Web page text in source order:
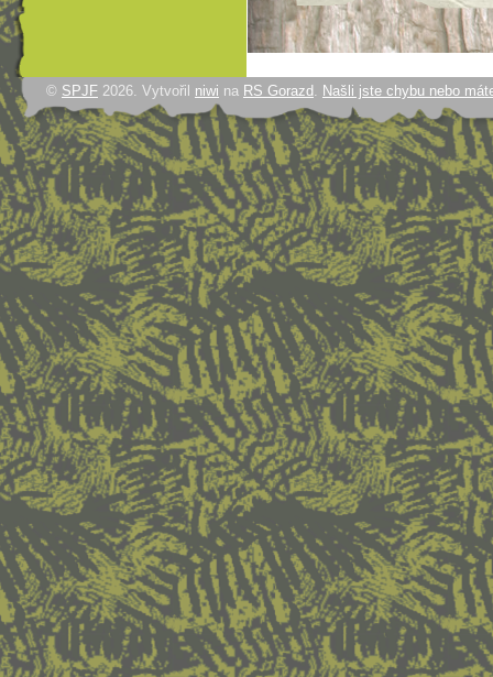
© SPJF 2026. Vytvořil niwi na RS Gorazd . Našli jste chybu nebo